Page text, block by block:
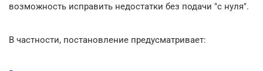
возможность исправить недостатки без подачи "с нуля".
В частности, постановление предусматривает: